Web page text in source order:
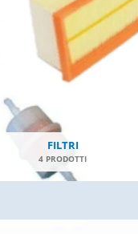
FILTRI
4 PRODOTTI